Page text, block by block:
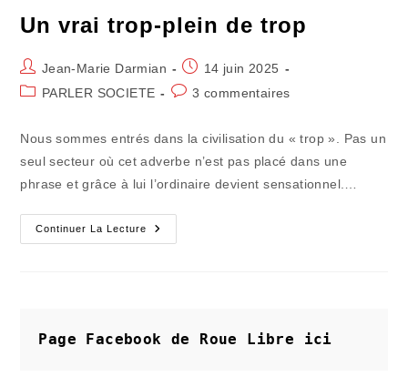
Un vrai trop-plein de trop
Auteur/autrice
de
Jean-Marie Darmian
Publication
publiée :
14 juin 2025
PostPARLER SOCIETE
Commentaires
3 commentaires
Nous sommes entrés dans la civilisation du « trop ». Pas un
seul secteur où cet adverbe n’est pas placé dans une
phrase et grâce à lui l’ordinaire devient sensationnel.…
Continuer La Lecture
Un
Vrai
Page Facebook de Roue Libre ici